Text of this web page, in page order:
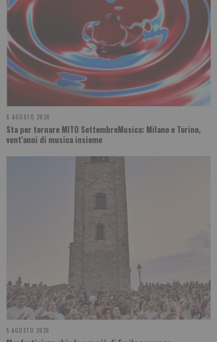
6 AGOSTO 2026
Sta per tornare MITO SettembreMusica: Milano e Torino,
vent’anni di musica insieme
5 AGOSTO 2026